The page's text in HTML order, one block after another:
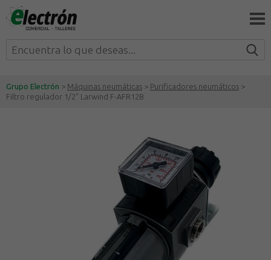
Grupo Electrón > Máquinas neumáticas > Purificadores neumáticos >
Filtro regulador 1/2" Larwind F-AFR12B